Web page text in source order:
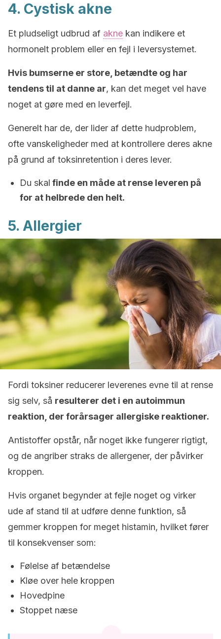
4. Cystisk akne
Et pludseligt udbrud af akne kan indikere et
hormonelt problem eller en fejl i leversystemet.
Hvis bumserne er store, betændte og har
tendens til at danne ar, kan det meget vel have
noget at gøre med en leverfejl.
Generelt har de, der lider af dette hudproblem,
ofte vanskeligheder med at kontrollere deres akne
på grund af toksinretention i deres lever.
Du skal finde en måde at rense leveren på
for at helbrede den helt.
5. Allergier
Fordi toksiner reducerer leverenes evne til at rense
sig selv, så resulterer det i en autoimmun
reaktion, der forårsager allergiske reaktioner.
Antistoffer opstår, når noget ikke fungerer rigtigt,
og de angriber straks de allergener, der påvirker
kroppen.
Hvis organet begynder at fejle noget og virker
ude af stand til at udføre denne funktion, så
gemmer kroppen for meget histamin, hvilket fører
til konsekvenser som:
Følelse af betændelse
Kløe over hele kroppen
Hovedpine
Stoppet næse